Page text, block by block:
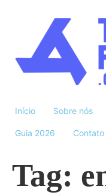
Início Sobre nós
Guia 2026 Contato
Tag: